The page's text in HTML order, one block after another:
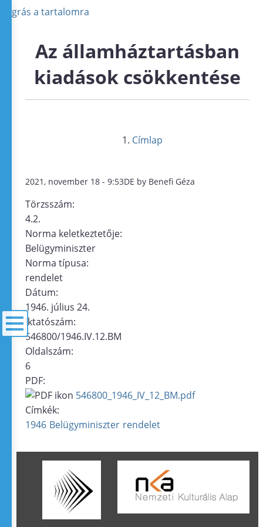
Ugrás a tartalomra
Az államháztartásban
kiadások csökkentése
Címlap
2021, november 18 - 9:53DE by Benefi Géza
Törzsszám:
4.2.
Norma keletkeztetője:
Belügyminiszter
Norma típusa:
rendelet
Dátum:
1946. július 24.
Iktatószám:
546800/1946.IV.12.BM
Oldalszám:
6
PDF:
546800_1946_IV_12_BM.pdf
Címkék:
1946 Belügyminiszter rendelet